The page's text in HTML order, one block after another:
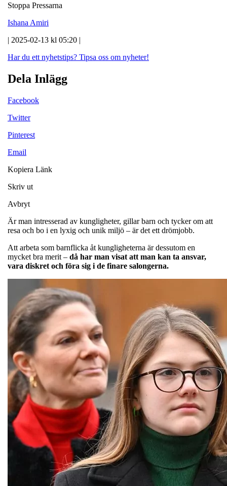
Stoppa Pressarna
Ishana Amiri
| 2025-02-13 kl 05:20 |
Har du ett nyhetstips? Tipsa oss om nyheter!
Dela Inlägg
Facebook
Twitter
Pinterest
Email
Kopiera Länk
Skriv ut
Avbryt
Är man intresserad av kungligheter, gillar barn och tycker om att
resa och bo i en lyxig och unik miljö – är det ett drömjobb.
Att arbeta som barnflicka åt kungligheterna är dessutom en
mycket bra merit – då har man visat att man kan ta ansvar,
vara diskret och föra sig i de finare salongerna.